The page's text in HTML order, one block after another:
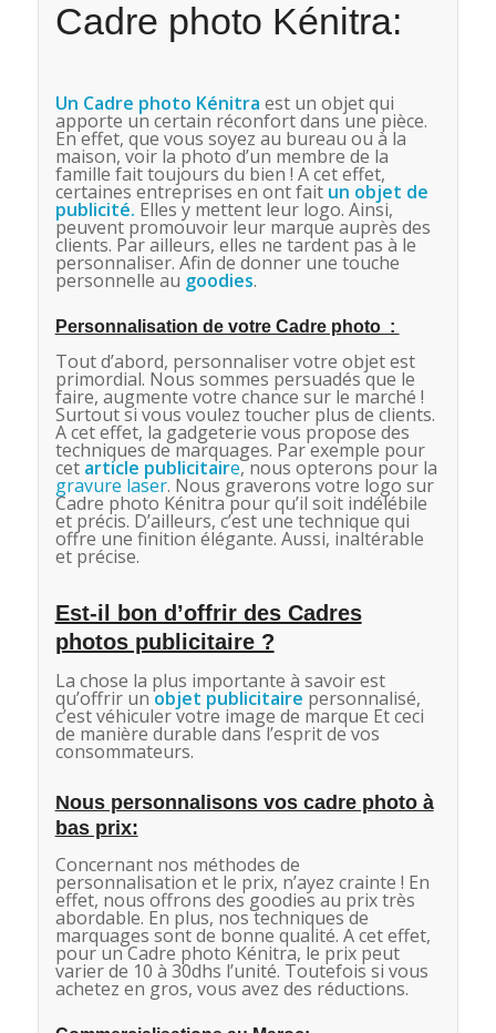
Cadre photo Kénitra:
Un Cadre photo Kénitra est un objet qui
apporte un certain réconfort dans une pièce.
En effet, que vous soyez au bureau ou à la
maison, voir la photo d’un membre de la
famille fait toujours du bien ! A cet effet,
certaines entreprises en ont fait un objet de
publicité. Elles y mettent leur logo. Ainsi,
peuvent promouvoir leur marque auprès des
clients. Par ailleurs, elles ne tardent pas à le
personnaliser. Afin de donner une touche
personnelle au goodies.
Personnalisation de votre Cadre photo :
Tout d’abord, personnaliser votre objet est
primordial. Nous sommes persuadés que le
faire, augmente votre chance sur le marché !
Surtout si vous voulez toucher plus de clients.
A cet effet, la gadgeterie vous propose des
techniques de marquages. Par exemple pour
cetarticle publicitaire, nous opterons pour la
gravure laser. Nous graverons votre logo sur
Cadre photo Kénitra pour qu’il soit indélébile
et précis. D’ailleurs, c’est une technique qui
offre une finition élégante. Aussi, inaltérable
et précise.
Est-il bon d’offrir des Cadres
photos publicitaire ?
La chose la plus importante à savoir est
qu’offrir unobjet publicitaire personnalisé,
c’est véhiculer votre image de marque Et ceci
de manière durable dans l’esprit de vos
consommateurs.
Nous personnalisons vos cadre photo à
bas prix:
Concernant nos méthodes de
personnalisation et le prix, n’ayez crainte ! En
effet, nous offrons des goodies au prix très
abordable. En plus, nos techniques de
marquages sont de bonne qualité. A cet effet,
pour un Cadre photo Kénitra, le prix peut
varier de 10 à 30dhs l’unité. Toutefois si vous
achetez en gros, vous avez des réductions.